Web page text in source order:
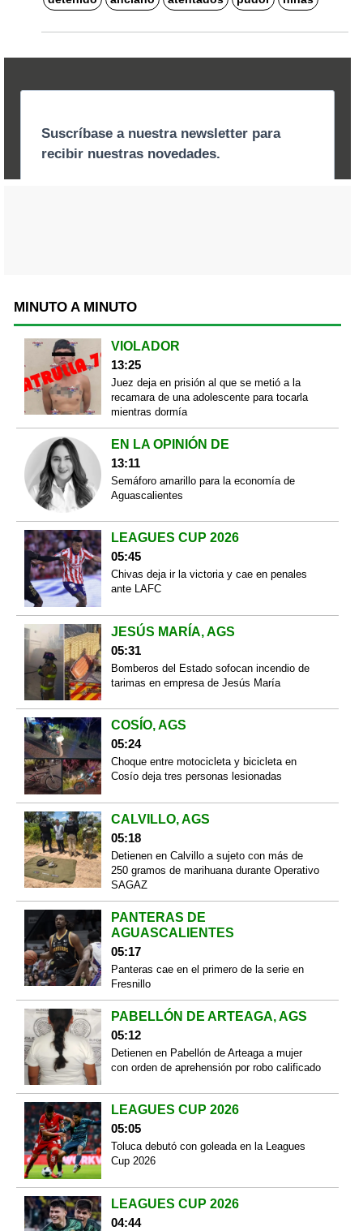
MINUTO A MINUTO
VIOLADOR
13:25
Juez deja en prisión al que se metió a la
recamara de una adolescente para tocarla
mientras dormía
EN LA OPINIÓN DE
13:11
Semáforo amarillo para la economía de
Aguascalientes
LEAGUES CUP 2026
05:45
Chivas deja ir la victoria y cae en penales
ante LAFC
JESÚS MARÍA, AGS
05:31
Bomberos del Estado sofocan incendio de
tarimas en empresa de Jesús María
COSÍO, AGS
05:24
Choque entre motocicleta y bicicleta en
Cosío deja tres personas lesionadas
CALVILLO, AGS
05:18
Detienen en Calvillo a sujeto con más de
250 gramos de marihuana durante Operativo
SAGAZ
PANTERAS DE
AGUASCALIENTES
05:17
Panteras cae en el primero de la serie en
Fresnillo
PABELLÓN DE ARTEAGA, AGS
05:12
Detienen en Pabellón de Arteaga a mujer
con orden de aprehensión por robo calificado
LEAGUES CUP 2026
05:05
Toluca debutó con goleada en la Leagues
Cup 2026
LEAGUES CUP 2026
04:44